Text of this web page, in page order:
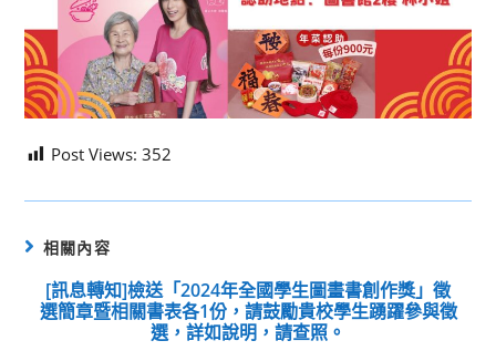
Post Views: 352
相關內容
[訊息轉知]檢送「2024年全國學生圖畫書創作獎」徵
選簡章暨相關書表各1份，請鼓勵貴校學生踴躍參與徵
選，詳如說明，請查照。